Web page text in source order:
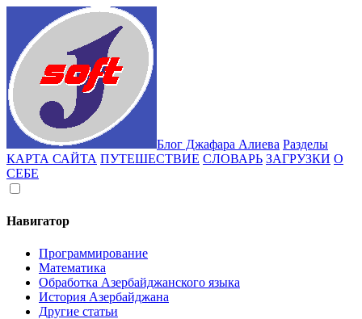
Блог Джафара Алиева Разделы
КАРТА САЙТА ПУТЕШЕСТВИЕ СЛОВАРЬ ЗАГРУЗКИ О
СЕБЕ
Навигатор
Программирование
Математика
Обработка Азербайджанского языка
История Азербайджана
Другие статьи